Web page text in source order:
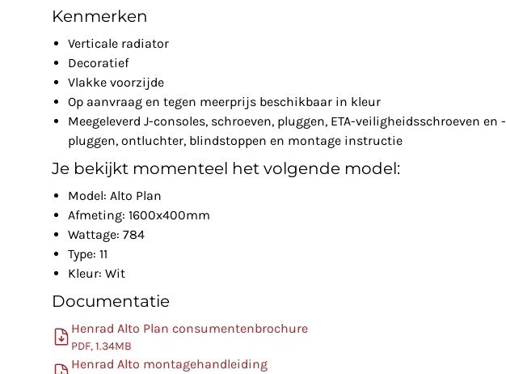
Kenmerken
Verticale radiator
Decoratief
Vlakke voorzijde
Op aanvraag en tegen meerprijs beschikbaar in kleur
Meegeleverd J-consoles, schroeven, pluggen, ETA-veiligheidsschroeven en -
pluggen, ontluchter, blindstoppen en montage instructie
Je bekijkt momenteel het volgende model:
Model: Alto Plan
Afmeting: 1600x400mm
Wattage: 784
Type: 11
Kleur: Wit
Documentatie
Henrad Alto Plan consumentenbrochure
PDF, 1.34MB
Henrad Alto montagehandleiding